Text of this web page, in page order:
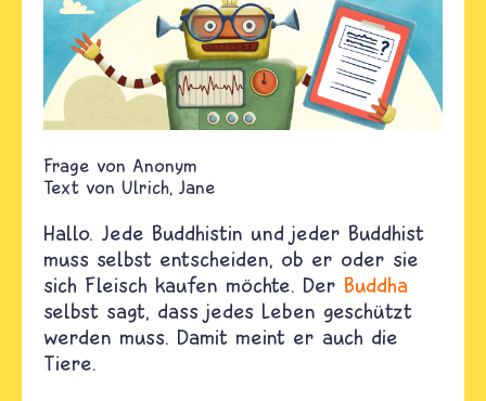
Anonym
Text von Ulrich Jane
Hallo. Jede Buddhistin und jeder Buddhist
muss selbst entscheiden, ob er oder sie
sich Fleisch kaufen möchte. Der Buddha
selbst sagt, dass jedes Leben geschützt
werden muss. Damit meint er auch die
Tiere.